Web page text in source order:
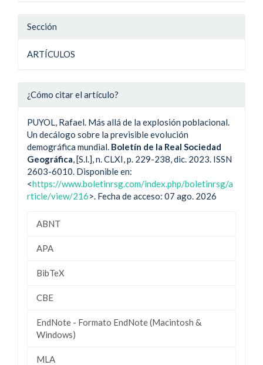
Sección
ARTÍCULOS
¿Cómo citar el artículo?
PUYOL, Rafael. Más allá de la explosión poblacional.
Un decálogo sobre la previsible evolución
demográfica mundial. Boletín de la Real Sociedad
Geográfica , [S.l.], n. CLXI, p. 229-238, dic. 2023. ISSN
2603-6010. Disponible en:
<https://www.boletinrsg.com/index.php/boletinrsg/a
rticle/view/216>. Fecha de acceso: 07 ago. 2026
ABNT
APA
BibTeX
CBE
EndNote - Formato EndNote (Macintosh &
Windows)
MLA